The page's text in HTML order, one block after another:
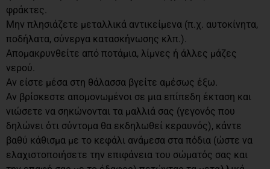
φράκτες.
Μην πλησιάζετε μεταλλικά αντικείμενα (π.χ. αυτοκίνητα,
ποδήλατα, σύνεργα κατασκήνωσης κλπ.).
Απομακρυνθείτε από ποτάμια, λίμνες ή άλλες μάζες
νερού.
Αν είστε μέσα στη θάλασσα βγείτε αμέσως έξω.
Αν βρίσκεστε απομονωμένοι σε μια επίπεδη έκταση και
νιώσετε να σηκώνονται τα μαλλιά σας (γεγονός που
δηλώνει ότι σύντομα θα εκδηλωθεί κεραυνός), κάντε
βαθύ κάθισμα με το κεφάλι ανάμεσα στα πόδια (ώστε να
ελαχιστοποιήσετε την επιφάνεια του σώματός σας και